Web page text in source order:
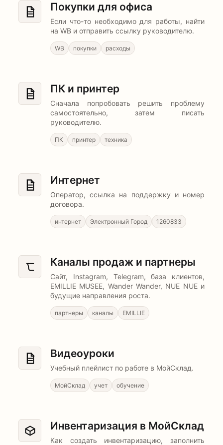
Покупки для офиса
Если что-то необходимо для работы, найти
на WB и отправить ссылку руководителю.
WB покупки расходы
ПК и принтер
Сначала попробовать решить проблему
самостоятельно, затем писать
руководителю.
ПК принтер техника
Интернет
Оператор, ссылка на поддержку и номер
договора.
интернет Электронный Город 1260833
Каналы продаж и партнеры
Сайт, Instagram, Telegram, база клиентов,
EMILLIE MUSEE, Wander Wander, NUE NUE и
будущие направления роста.
партнеры каналы EMILLIE
Видеоуроки
Учебный плейлист по работе в МойСклад.
МойСклад учет обучение
Инвентаризация в МойСклад
Как создать инвентаризацию, заполнить